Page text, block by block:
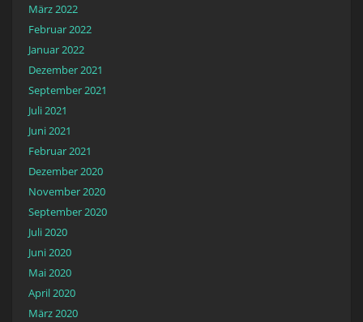
März 2022
Februar 2022
Januar 2022
Dezember 2021
September 2021
Juli 2021
Juni 2021
Februar 2021
Dezember 2020
November 2020
September 2020
Juli 2020
Juni 2020
Mai 2020
April 2020
März 2020